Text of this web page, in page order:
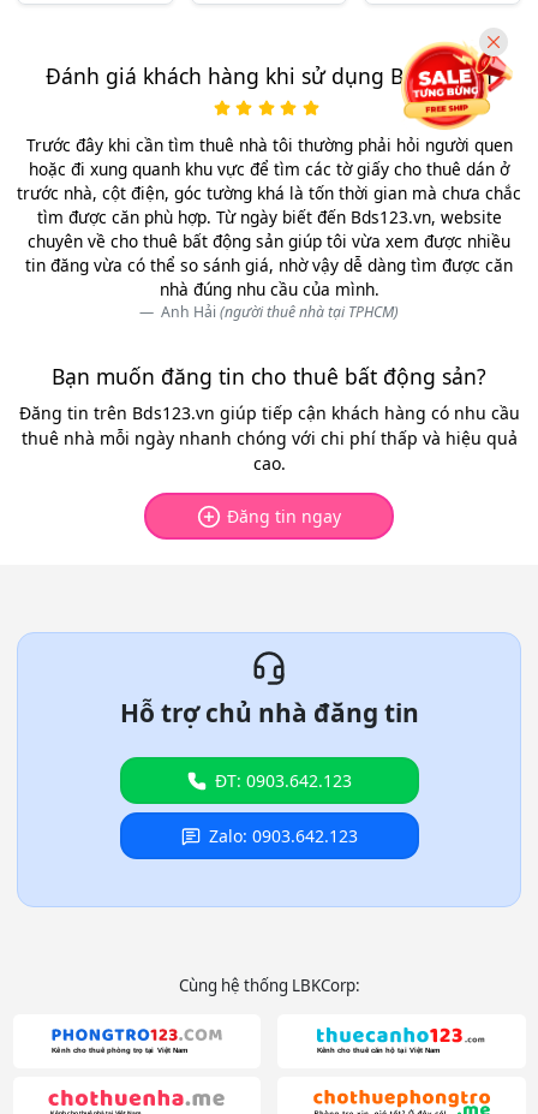
Đánh giá khách hàng khi sử dụng Bds123.vn
Trước đây khi cần tìm thuê nhà tôi thường phải hỏi người quen
hoặc đi xung quanh khu vực để tìm các tờ giấy cho thuê dán ở
trước nhà, cột điện, góc tường khá là tốn thời gian mà chưa chắc
tìm được căn phù hợp. Từ ngày biết đến Bds123.vn, website
chuyên về cho thuê bất động sản giúp tôi vừa xem được nhiều
tin đăng vừa có thể so sánh giá, nhờ vậy dễ dàng tìm được căn
nhà đúng nhu cầu của mình.
Anh Hải (người thuê nhà tại TPHCM)
Bạn muốn đăng tin cho thuê bất động sản?
Đăng tin trên Bds123.vn giúp tiếp cận khách hàng có nhu cầu
thuê nhà mỗi ngày nhanh chóng với chi phí thấp và hiệu quả
cao.
Đăng tin ngay
Hỗ trợ chủ nhà đăng tin
ĐT: 0903.642.123
Zalo: 0903.642.123
Cùng hệ thống LBKCorp: